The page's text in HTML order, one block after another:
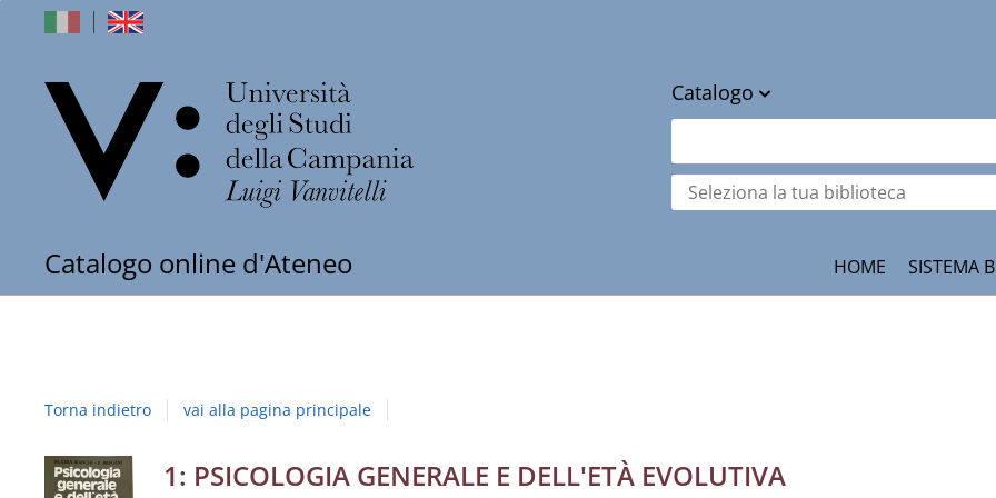
Catalogo
cambia
Seleziona
la
Catalogo online d'Ateneo
degli
Campania
"Luigi
HOME SISTEMA
Torna indietro vai alla pagina principale
Dettaglio1: PSICOLOGIA GENERALE E DELL'ETÀ EVOLUTIVA